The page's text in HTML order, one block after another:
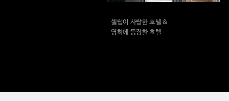
셀럽이 사랑한 호텔 &
영화에 등장한 호텔